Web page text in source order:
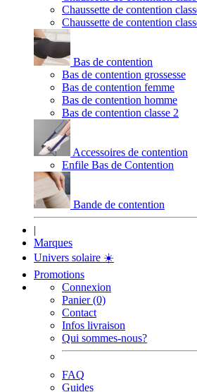
Chaussette de contention
Chaussette de contention
Bas de contention
Bas de contention grossesse
Bas de contention femme
Bas de contention homme
Bas de contention classe 2
Accessoires de contention
Enfile Bas de Contention
Bande de contention
|
Marques
Univers solaire ☀️
Promotions
Connexion
Panier (0)
Contact
Infos livraison
Qui sommes-nous?
FAQ
Guides